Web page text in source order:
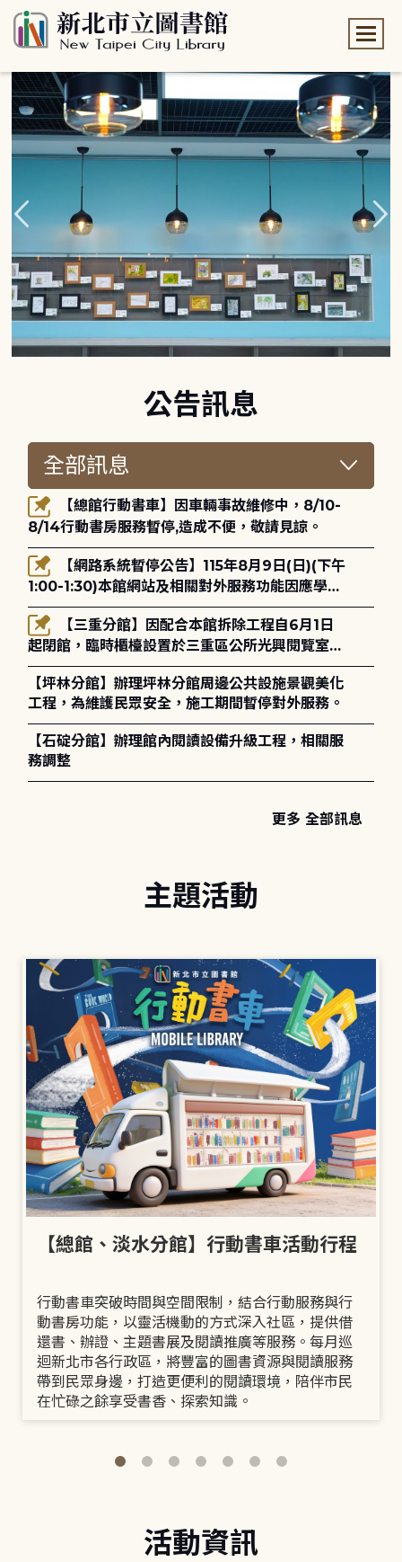
公告訊息
8/14行動書房服務暫停,造成不便，敬請見諒。
1:00-1:30)本館網站及相關對外服務功能因應學術
網路升級更新將暫停服務。
起閉館，臨時櫃檯設置於三重區公所光興閱覽室，
造成不便，敬請見諒。
【坪林分館】辦理坪林分館周邊公共設施景觀美化
工程，為維護民眾安全，施工期間暫停對外服務。
【石碇分館】辦理館內閱讀設備升級工程，相關服
務調整
更多 全部訊息
主題活動
【總館、淡水分館】行動書車活動行程
行動書車突破時間與空間限制，結合行動服務與行
動書房功能，以靈活機動的方式深入社區，提供借
還書、辦證、主題書展及閱讀推廣等服務。每月巡
迴新北市各行政區，將豐富的圖書資源與閱讀服務
帶到民眾身邊，打造更便利的閱讀環境，陪伴市民
在忙碌之餘享受書香、探索知識。
活動資訊